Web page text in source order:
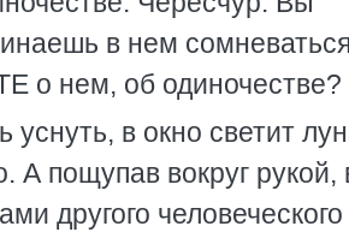
в нем
о нем, об одиночестве?
в окно светит
А пощупав вокруг рукой,
другого человеческого